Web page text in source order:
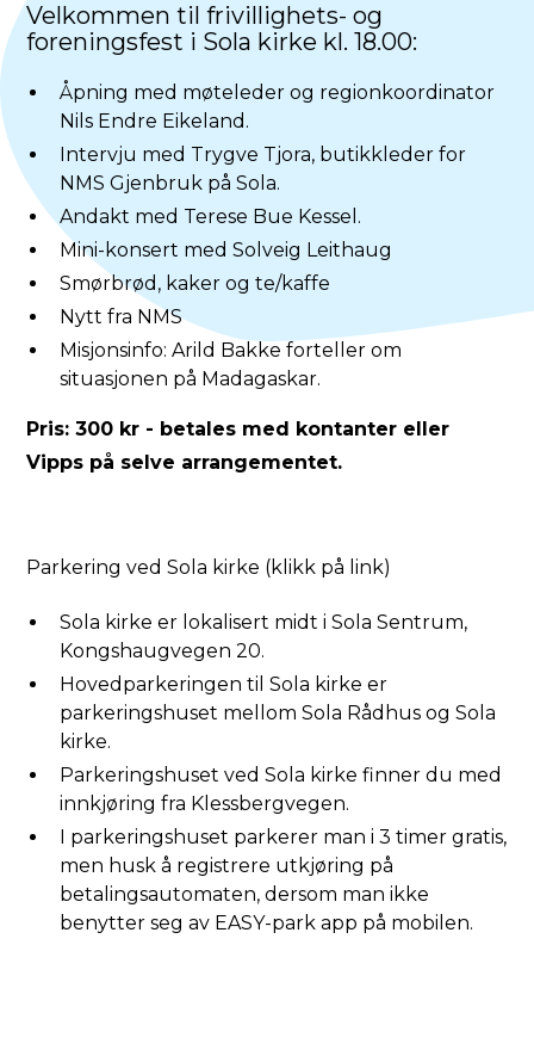
Velkommen til frivillighets- og
foreningsfest i Sola kirke kl. 18.00:
Åpning med møteleder og regionkoordinator
Nils Endre Eikeland.
Intervju med Trygve Tjora, butikkleder for
NMS Gjenbruk på Sola.
Andakt med Terese Bue Kessel.
Mini-konsert med Solveig Leithaug
Smørbrød, kaker og te/kaffe
Nytt fra NMS
Misjonsinfo: Arild Bakke forteller om
situasjonen på Madagaskar.
Pris: 300 kr - betales med kontanter eller
Vipps på selve arrangementet.
Parkering ved Sola kirke (klikk på link)
Sola kirke er lokalisert midt i Sola Sentrum,
Kongshaugvegen 20.
Hovedparkeringen til Sola kirke er
parkeringshuset mellom Sola Rådhus og Sola
kirke.
Parkeringshuset ved Sola kirke finner du med
innkjøring fra Klessbergvegen.
I parkeringshuset parkerer man i 3 timer gratis,
men husk å registrere utkjøring på
betalingsautomaten, dersom man ikke
benytter seg av EASY-park app på mobilen.